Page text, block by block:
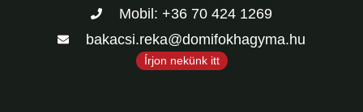
Mobil: +36 70 424 1269
bakacsi.reka@domifokhagyma.hu
Írjon nekünk itt